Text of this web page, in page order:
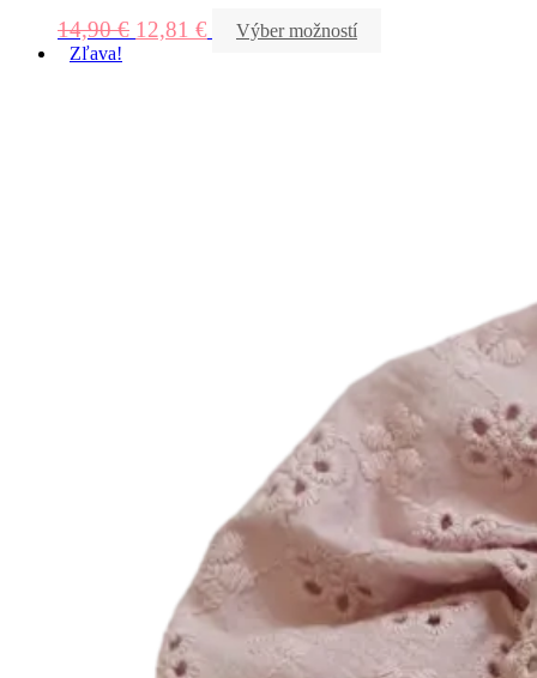
14,90€ 12,81 €
Výber možností
Zľava!